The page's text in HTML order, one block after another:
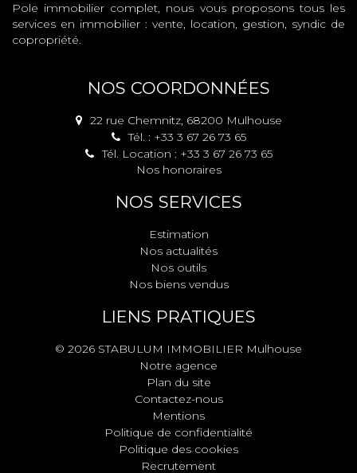
Pole immobilier complet, nous vous proposons tous les
services en immobilier : vente, location, gestion, syndic de
copropriété.
NOS COORDONNÉES
22 rue Chemnitz, 68200 Mulhouse
Tél. : +33 3 67 26 73 65
Tél. Location : +33 3 67 26 73 65
Nos honoraires
NOS SERVICES
Estimation
Nos actualités
Nos outils
Nos biens vendus
LIENS PRATIQUES
© 2026 STABULUM IMMOBILIER Mulhouse
Notre agence
Plan du site
Contactez-nous
Mentions
Politique de confidentialité
Politique des cookies
Recrutement